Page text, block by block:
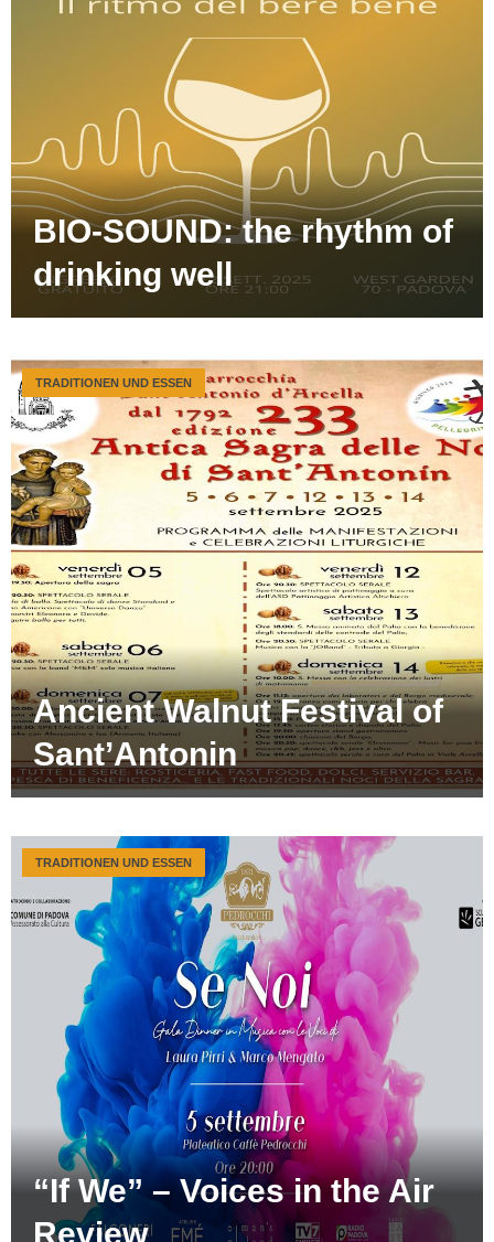
BIO-SOUND: the rhythm of
drinking well
Ancient Walnut Festival of
Sant’Antonin
TRADITIONEN UND ESSEN
“If We” – Voices in the Air
Review
TRADITIONEN UND ESSEN